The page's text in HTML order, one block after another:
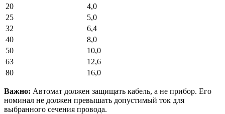
20
4,0
25
5,0
32
6,4
40
8,0
50
10,0
63
12,6
80
16,0
Важно: Автомат должен защищать кабель, а не прибор. Его
номинал не должен превышать допустимый ток для
выбранного сечения провода.